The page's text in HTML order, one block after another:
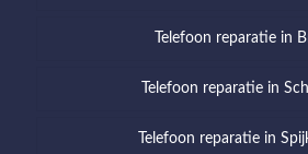
Telefoon reparatie in
Telefoon reparatie in
Telefoon reparatie in